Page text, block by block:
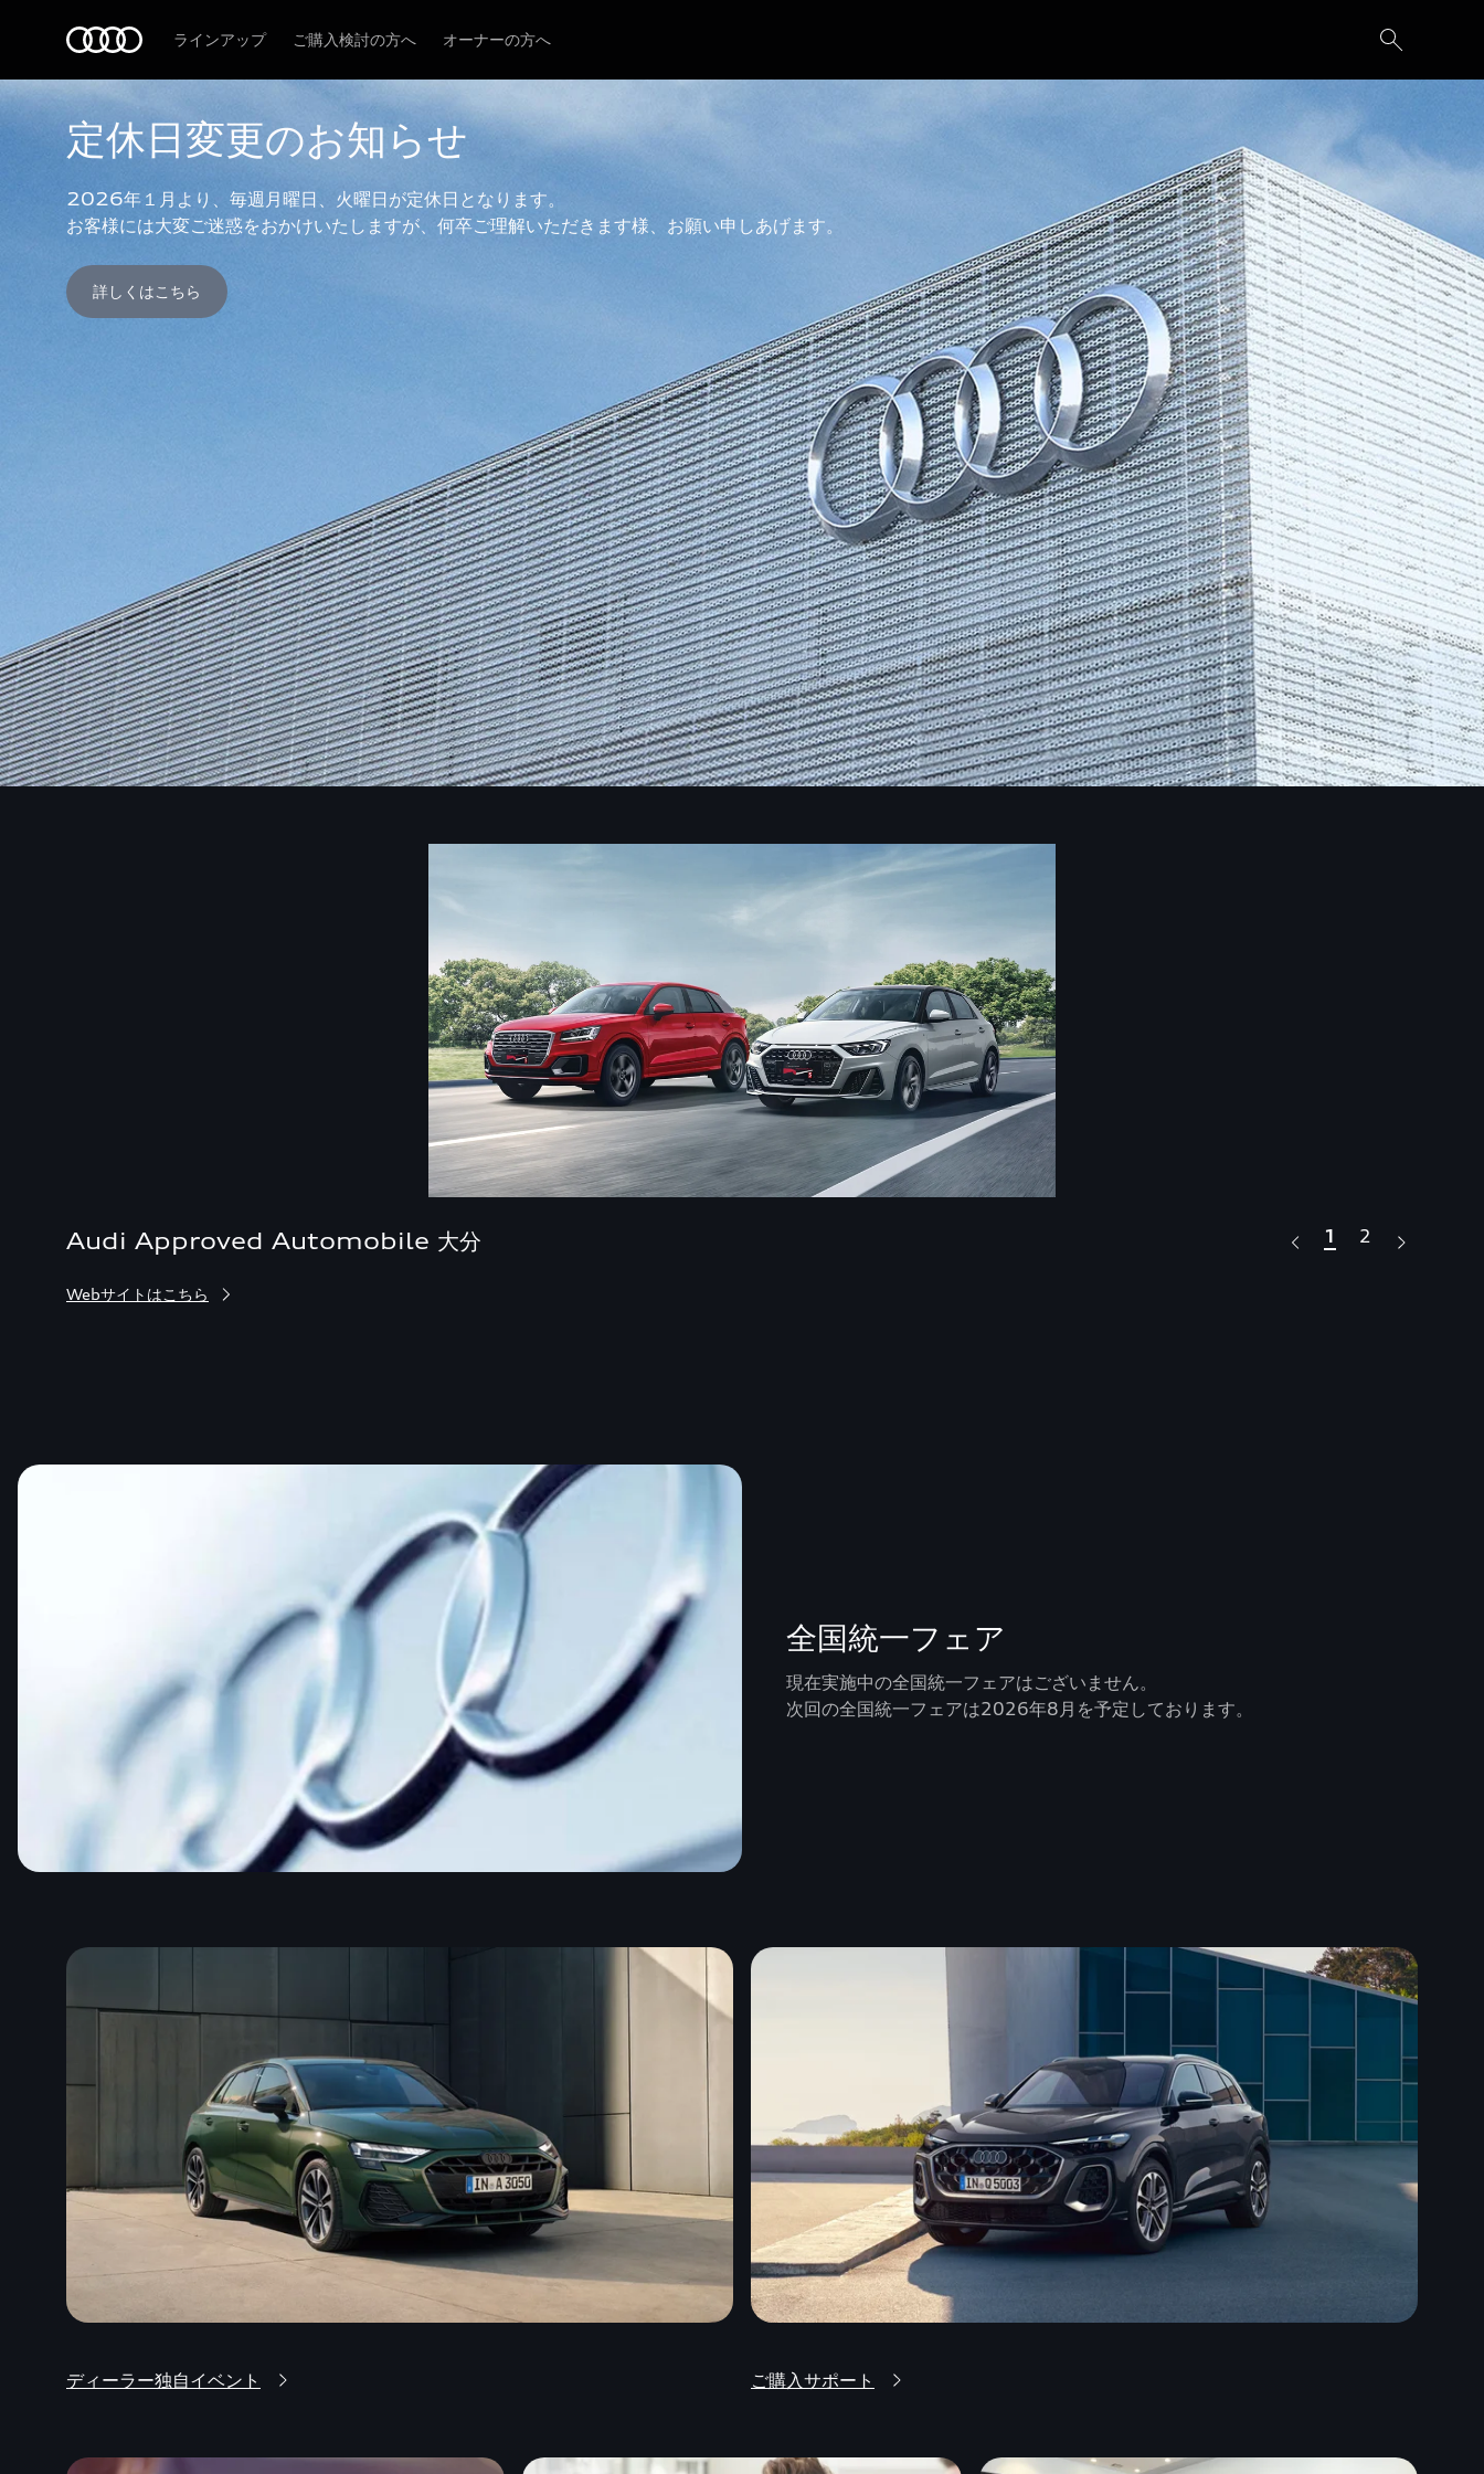
ラインアップ ご購入検討の方へ オーナーの方へ
定休日変更のお知らせ
2026年１月より、毎週月曜日、火曜日が定休日となります。
お客様には大変ご迷惑をおかけいたしますが、何卒ご理解いただきます様、お願い申しあげます。
詳しくはこちら
Audi Approved Automobile 大分
Webサイトはこちら
1 2
全国統一フェア
現在実施中の全国統一フェアはございません。
次回の全国統一フェアは2026年8月を予定しております。
ディーラー独自イベント ご購入サポート